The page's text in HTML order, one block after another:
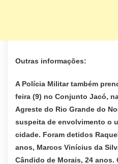
Outras informações:
A Polícia Militar também
feira (9) no Conjunto Jacó,
Agreste do Rio Grande do
suspeita de envolvimento o
cidade. Foram detidos
anos, Marcos Vinícius da
Cândido de Morais, 24 anos.